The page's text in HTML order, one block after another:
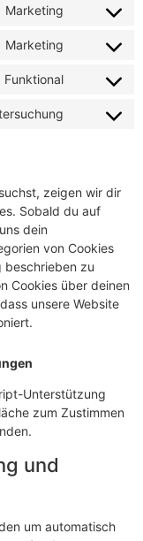
Marketing
Marketing
Funktional
zeigen wir dir
Sobald du auf
dein
von Cookies
beschrieben zu
Cookies über deinen
unsere Website
Unterstützung
zum Zustimmen
und
um automatisch